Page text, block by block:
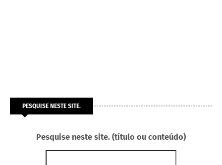
PESQUISE NESTE SITE.
Pesquise neste site. (título ou conteúdo)